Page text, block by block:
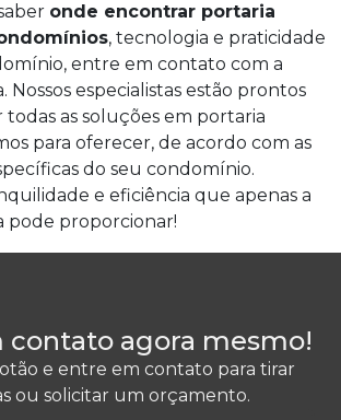
onde encontrar portaria
, tecnologia e praticidade
entre em contato com a
Nossos especialistas estão prontos
todas as soluções em portaria
para oferecer, de acordo com as
do seu condomínio.
e eficiência que apenas a
pode proporcionar!
contato agora mesmo!
e entre em contato para tirar
ou solicitar um orçamento.